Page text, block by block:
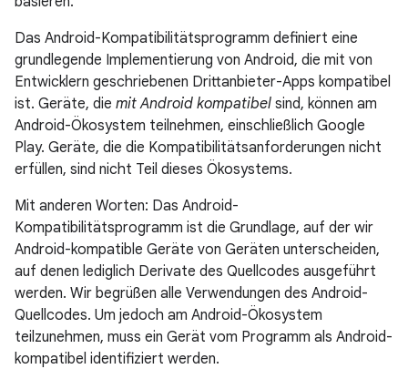
Das Android-Kompatibilitätsprogramm definiert eine
grundlegende Implementierung von Android, die mit von
Entwicklern geschriebenen Drittanbieter-Apps kompatibel
ist. Geräte, die mit Android kompatibel sind, können am
Android-Ökosystem teilnehmen, einschließlich Google
Play. Geräte, die die Kompatibilitätsanforderungen nicht
erfüllen, sind nicht Teil dieses Ökosystems.
Mit anderen Worten: Das Android-
Kompatibilitätsprogramm ist die Grundlage, auf der wir
Android-kompatible Geräte von Geräten unterscheiden,
auf denen lediglich Derivate des Quellcodes ausgeführt
werden. Wir begrüßen alle Verwendungen des Android-
Quellcodes. Um jedoch am Android-Ökosystem
teilzunehmen, muss ein Gerät vom Programm als Android-
kompatibel identifiziert werden.